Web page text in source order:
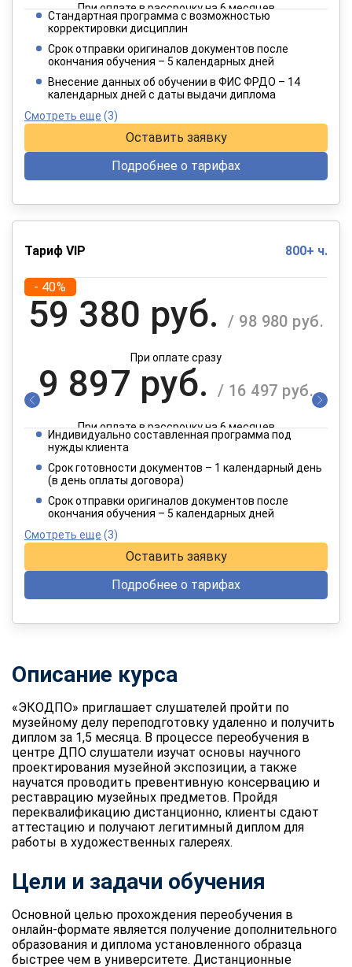
При оплате в рассрочку на 6 месяцев
3 849 руб.
При оплате в рассрочку на 12 месяцев
Стандартная программа с возможностью
корректировки дисциплин
Срок отправки оригиналов документов после
окончания обучения – 5 календарных дней
Внесение данных об обучении в ФИС ФРДО – 14
календарных дней с даты выдачи диплома
Смотреть еще (3)
Оставить заявку
Подробнее о тарифах
Тариф VIP 800+ ч.
- 40%
59 380 руб. / 98 980 руб.
При оплате сразу
9 897 руб. / 16 497 руб.
При оплате в рассрочку на 6 месяцев
4 949 руб. / 8 249 руб.
При оплате в рассрочку на 12 месяцев
Индивидуально составленная программа под
нужды клиента
Срок готовности документов – 1 календарный день
(в день оплаты договора)
Срок отправки оригиналов документов после
окончания обучения – 5 календарных дней
Смотреть еще (3)
Оставить заявку
Подробнее о тарифах
Описание курса
«ЭКОДПО» приглашает слушателей пройти по
музейному делу переподготовку удаленно и получить
диплом за 1,5 месяца. В процессе переобучения в
центре ДПО слушатели изучат основы научного
проектирования музейной экспозиции, а также
научатся проводить превентивную консервацию и
реставрацию музейных предметов. Пройдя
переквалификацию дистанционно, клиенты сдают
аттестацию и получают легитимный диплом для
работы в художественных галереях.
Цели и задачи обучения
Основной целью прохождения переобучения в
онлайн-формате является получение дополнительного
образования и диплома установленного образца
быстрее чем в университете. Дистанционные